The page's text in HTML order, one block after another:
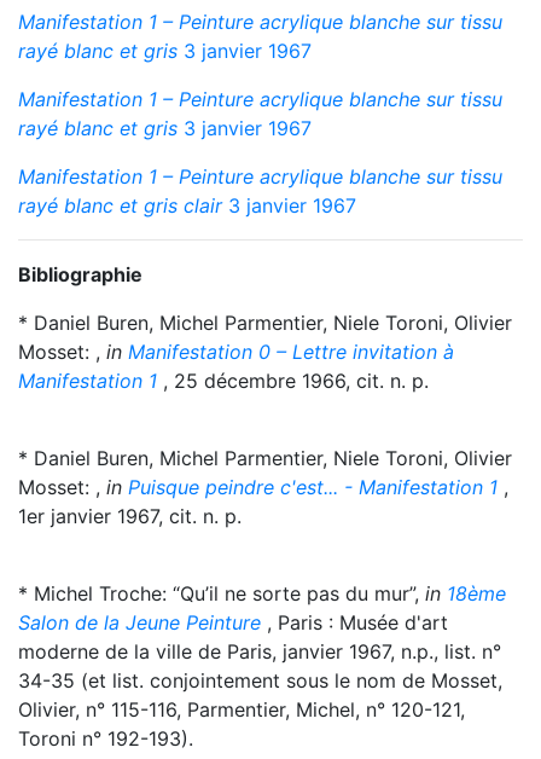
Manifestation 1 – Peinture acrylique blanche sur tissu
rayé blanc et gris 3 janvier 1967
Manifestation 1 – Peinture acrylique blanche sur tissu
rayé blanc et gris 3 janvier 1967
Manifestation 1 – Peinture acrylique blanche sur tissu
rayé blanc et gris clair3 janvier 1967
Bibliographie
* Daniel Buren, Michel Parmentier, Niele Toroni, Olivier
Mosset: , in Manifestation 0 – Lettre invitation à
Manifestation 1 , 25 décembre 1966, cit. n. p.
* Daniel Buren, Michel Parmentier, Niele Toroni, Olivier
Mosset: , in Puisque peindre c'est... - Manifestation 1 ,
1er janvier 1967, cit. n. p.
* Michel Troche: “Qu’il ne sorte pas du mur”, in 18ème
Salon de la Jeune Peinture , Paris : Musée d'art
moderne de la ville de Paris, janvier 1967, n.p., list. n°
34-35 (et list. conjointement sous le nom de Mosset,
Olivier, n° 115-116, Parmentier, Michel, n° 120-121,
Toroni n° 192-193).